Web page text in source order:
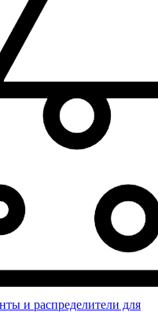
и распределители для